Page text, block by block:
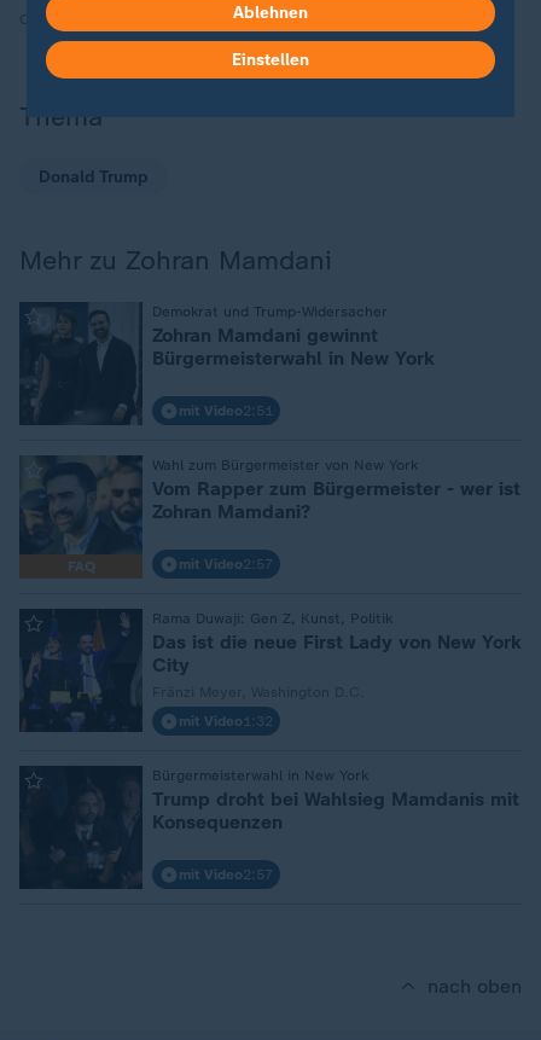
Quelle:
Thema
Donald Trump
Mehr zu Zohran Mamdani
Demokrat und Trump-Widersacher
Zohran Mamdani gewinnt
Bürgermeisterwahl in New York
mit Video2:51
FAQ
Wahl zum Bürgermeister von New York
Vom Rapper zum Bürgermeister - wer ist
Zohran Mamdani?
mit Video2:57
Rama Duwaji: Gen Z, Kunst, Politik
Das ist die neue First Lady von New York
City
mit Video 1:32
Bürgermeisterwahl in New York
Trump droht bei Wahlsieg Mamdanis mit
Konsequenzen
mit Video2:57
nach oben
Ablehnen
Einstellen